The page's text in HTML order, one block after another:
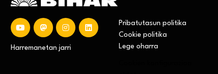
Harremanetan jarri
Pribatutasun politika
Cookie politika
Lege oharra